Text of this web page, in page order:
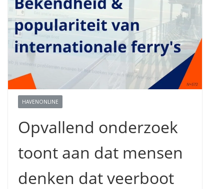
HAVENONLINE
Opvallend onderzoek
toont aan dat mensen
denken dat veerboot